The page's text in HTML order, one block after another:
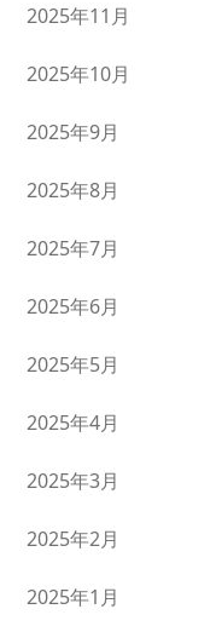
2025年11月
2025年10月
2025年9月
2025年8月
2025年7月
2025年6月
2025年5月
2025年4月
2025年3月
2025年2月
2025年1月